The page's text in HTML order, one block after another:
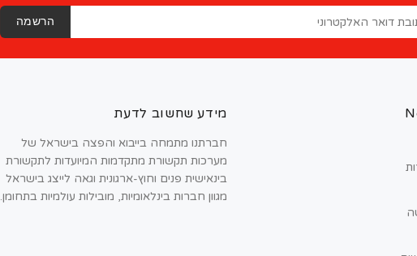
הרשמה
מידע שחשוב לדעת
חברתנו מתמחה בייבוא והפצה בישראל של
מערכות תקשורת מתקדמות המיועדות לתקשורת
בינאישית פנים וחוץ-ארגונית וגאה לייצג בישראל
מגוון חברות בינלאומיות, מובילות עולמיות בתחומן.